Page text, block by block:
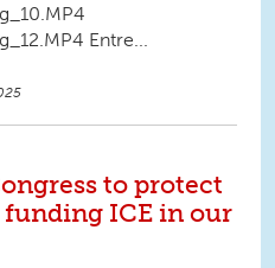
Entre...
to protect
funding ICE in our